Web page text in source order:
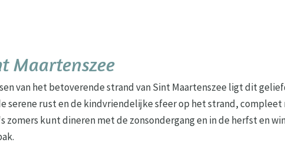
Maartenszee
van het betoverende strand van Sint Maartenszee ligt dit
serene rust en de kindvriendelijke sfeer op het strand,
zomers kunt dineren met de zonsondergang en in de herfst en